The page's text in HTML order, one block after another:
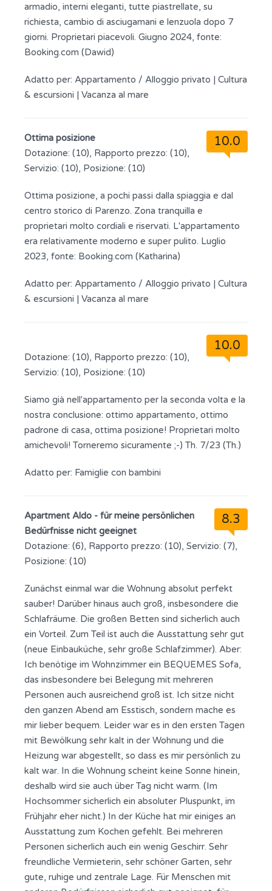
armadio, interni eleganti, tutte piastrellate, su
richiesta, cambio di asciugamani e lenzuola dopo 7
giorni. Proprietari piacevoli. Giugno 2024, fonte:
Booking.com (Dawid)
Adatto per: Appartamento / Alloggio privato | Cultura
& escursioni | Vacanza al mare
10.0
Ottima posizione
Dotazione: (10), Rapporto prezzo: (10),
Servizio: (10), Posizione: (10)
Ottima posizione, a pochi passi dalla spiaggia e dal
centro storico di Parenzo. Zona tranquilla e
proprietari molto cordiali e riservati. L'appartamento
era relativamente moderno e super pulito. Luglio
2023, fonte: Booking.com (Katharina)
Adatto per: Appartamento / Alloggio privato | Cultura
& escursioni | Vacanza al mare
10.0
Dotazione: (10), Rapporto prezzo: (10),
Servizio: (10), Posizione: (10)
Siamo già nell'appartamento per la seconda volta e la
nostra conclusione: ottimo appartamento, ottimo
padrone di casa, ottima posizione! Proprietari molto
amichevoli! Torneremo sicuramente ;-) Th. 7/23 (Th.)
Adatto per: Famiglie con bambini
8.3
Apartment Aldo - für meine persönlichen
Bedürfnisse nicht geeignet
Dotazione: (6), Rapporto prezzo: (10), Servizio: (7),
Posizione: (10)
Zunächst einmal war die Wohnung absolut perfekt
sauber! Darüber hinaus auch groß, insbesondere die
Schlafräume. Die großen Betten sind sicherlich auch
ein Vorteil. Zum Teil ist auch die Ausstattung sehr gut
(neue Einbauküche, sehr große Schlafzimmer). Aber:
Ich benötige im Wohnzimmer ein BEQUEMES Sofa,
das insbesondere bei Belegung mit mehreren
Personen auch ausreichend groß ist. Ich sitze nicht
den ganzen Abend am Esstisch, sondern mache es
mir lieber bequem. Leider war es in den ersten Tagen
mit Bewölkung sehr kalt in der Wohnung und die
Heizung war abgestellt, so dass es mir persönlich zu
kalt war. In die Wohnung scheint keine Sonne hinein,
deshalb wird sie auch über Tag nicht warm. (Im
Hochsommer sicherlich ein absoluter Pluspunkt, im
Frühjahr eher nicht.) In der Küche hat mir einiges an
Ausstattung zum Kochen gefehlt. Bei mehreren
Personen sicherlich auch ein wenig Geschirr. Sehr
freundliche Vermieterin, sehr schöner Garten, sehr
gute, ruhige und zentrale Lage. Für Menschen mit